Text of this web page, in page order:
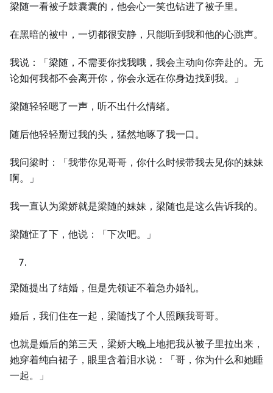
梁随一看被子鼓囊囊的，他会心一笑也钻进了被子里。
在黑暗的被中，一切都很安静，只能听到我和他的心跳声。
我说：「梁随，不需要你找我哦，我会主动向你奔赴的。无
论如何我都不会离开你，你会永远在你身边找到我。」
梁随轻轻嗯了一声，听不出什么情绪。
随后他轻轻掰过我的头，猛然地啄了我一口。
我问梁时：「我带你见哥哥，你什么时候带我去见你的妹妹
啊。」
我一直认为梁娇就是梁随的妹妹，梁随也是这么告诉我的。
梁随怔了下，他说：「下次吧。」
梁随提出了结婚，但是先领证不着急办婚礼。
婚后，我们住在一起，梁随找了个人照顾我哥哥。
也就是婚后的第三天，梁娇大晚上地把我从被子里拉出来，
她穿着纯白裙子，眼里含着泪水说：「哥，你为什么和她睡
一起。」